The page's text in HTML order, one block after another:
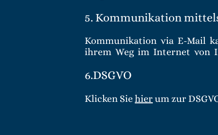
5. Kommunikation
Kommunikation  via  E-Mail
ihrem  Weg  im  Internet  von
6.DSGVO
Klicken Sie hier um zur